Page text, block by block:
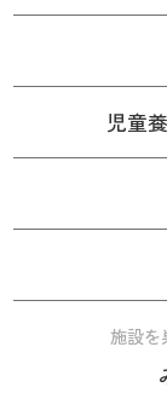
児童
施設を